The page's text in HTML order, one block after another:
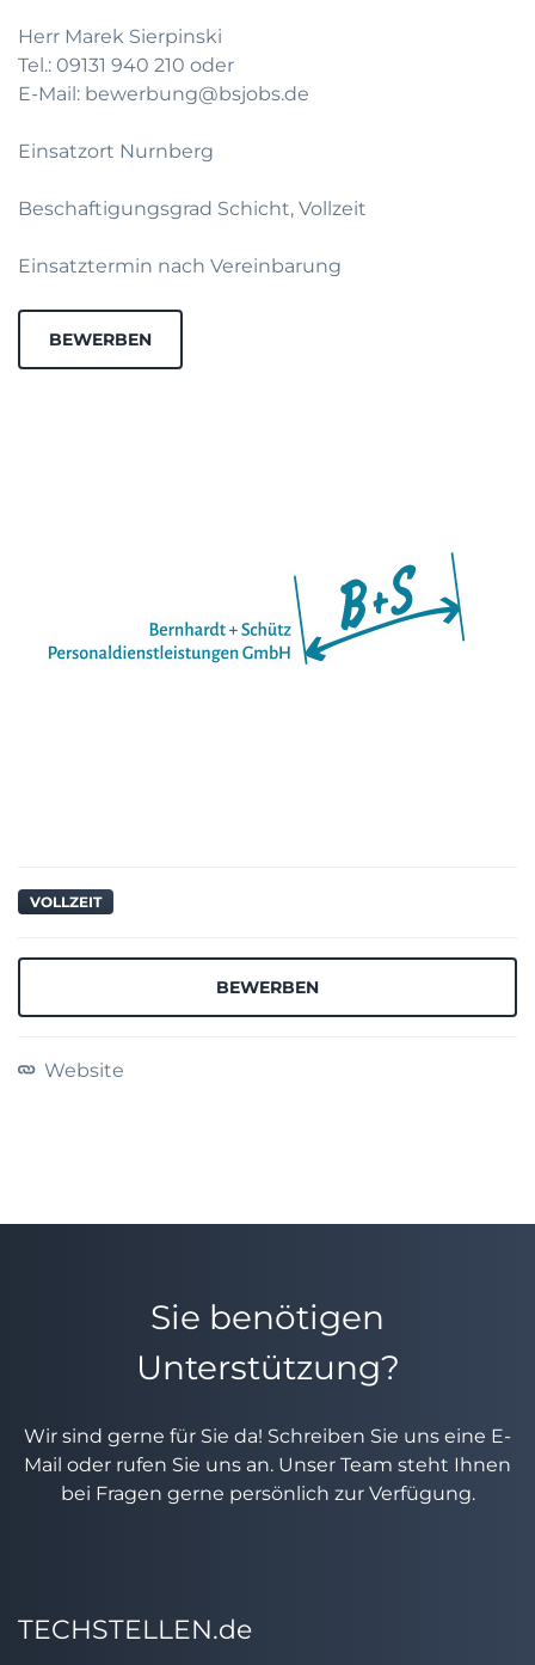
Herr Marek Sierpinski
Tel.: 09131 940 210 oder
E-Mail: bewerbung@bsjobs.de
Einsatzort Nurnberg
Beschaftigungsgrad Schicht, Vollzeit
Einsatztermin nach Vereinbarung
BEWERBEN
VOLLZEIT
BEWERBEN
Website
Sie benötigen
Unterstützung?
Wir sind gerne für Sie da! Schreiben Sie uns eine E-
Mail oder rufen Sie uns an. Unser Team steht Ihnen
bei Fragen gerne persönlich zur Verfügung.
TECHSTELLEN.de